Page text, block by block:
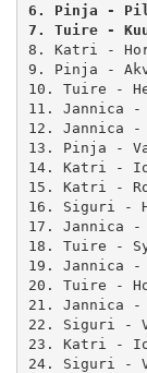
6. Pinja -
7. Tuire -
8. Katri -
9. Pinja -
10. Tuire -
11. Jannica -
12. Jannica -
13. Pinja -
14. Katri -
15. Katri -
16. Siguri -
17. Jannica -
18. Tuire -
19. Jannica -
20. Tuire -
21. Jannica -
22. Siguri -
23. Katri -
24. Siguri -